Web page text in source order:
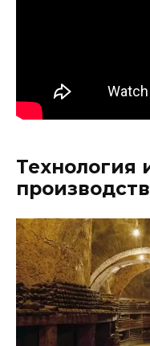
Технология